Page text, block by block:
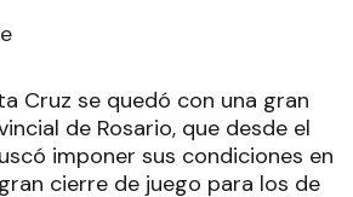
Cruz se quedó con una gran
de Rosario, que desde el
imponer sus condiciones en
cierre de juego para los de